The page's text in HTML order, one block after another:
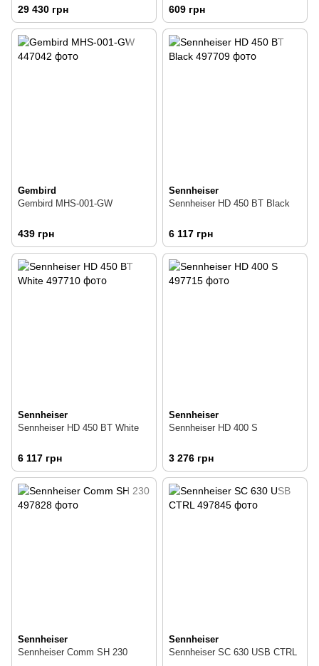
29 430 грн 609 грн
Gembird
Gembird MHS-001-GW
439 грн
Sennheiser
Sennheiser HD 450 BT Black
6 117 грн
Sennheiser
Sennheiser HD 450 BT White
6 117 грн
Sennheiser
Sennheiser HD 400 S
3 276 грн
Sennheiser
Sennheiser Comm SH 230
Sennheiser
Sennheiser SC 630 USB CTRL